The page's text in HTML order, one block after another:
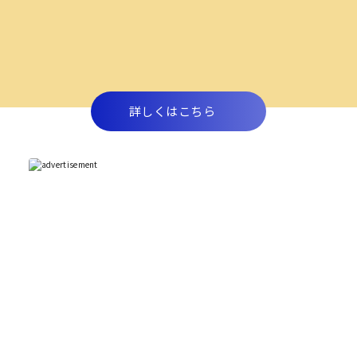
詳しくはこちら